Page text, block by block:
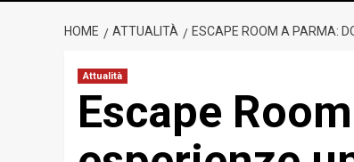
HOME ATTUALITÀ ESCAPE ROOM A PARMA:
Attualità
Escape